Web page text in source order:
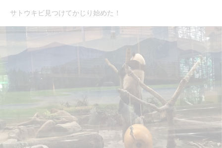
サトウキビ見つけてかじり始めた！